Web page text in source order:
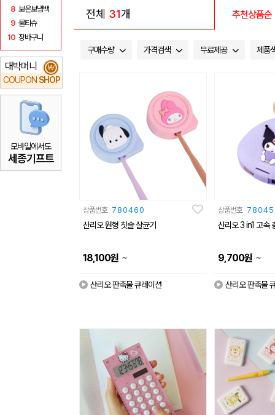
8 보온보냉백
9 물티슈
10 장바구니
대박머니
COUPON SHOP
₩
모바일에서도
세종기프트
전체 31개 추천상품순
구매수량 가격검색 무료제공 제품
상품번호 780460
산리오 원형 칫솔 살균기
18,100원 ~
산리오 판촉물 큐레이션
상품번호
산리오 3 in1 고속
9,700원 ~
산리오 판촉물